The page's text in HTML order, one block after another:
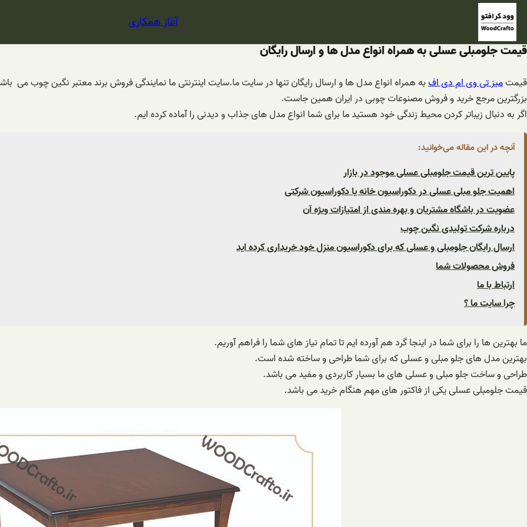
رفتن
محتوا
آغاز همکاری
قیمت جلومبلی عسلی به همراه انواع مدل ها و ارسال رایگان
قیمتمیز تی وی ام دی افبه همراه انواع مدل ها و ارسال رایگان تنها در سایت ما.سایت اینترنتی ما نمایندگی فروش برند معتبر نگین چوب می
بزرگترین مرجع خرید و فروش مصنوعات چوبی در ایران همین جاست.
اگر به دنبال زیباتر کردن محیط زندگی خود هستید ما برای شما انواع مدل های جذاب و دیدنی را آماده کرده ایم.
آنچه در این مقاله می‌خوانید:
پایین ترین قیمت جلومبلی عسلی موجود در بازار
اهمیت جلو مبلی عسلی در دکوراسیون خانه یا دکوراسیون شرکتی
عضویت در باشگاه مشتریان و بهره مندی از امتیازات ویژه آن
درباره شرکت تولیدی نگین چوب
ارسال رایگان جلومبلی و عسلی که برای دکوراسیون منزل خود خریداری کرده اید
فروش محصولات شما
ارتباط با ما
چرا سایت ما ؟
ما بهترین ها را برای شما در اینجا گرد هم آورده ایم تا تمام نیاز های شما را فراهم آوریم.
بهترین مدل های جلو مبلی و عسلی که برای شما طراحی و ساخته شده است.
طراحی و ساخت جلو مبلی و عسلی های ما بسیار کاربردی و مفید می باشد.
قیمت جلومبلی عسلی یکی از فاکتور های مهم هنگام خرید می باشد.